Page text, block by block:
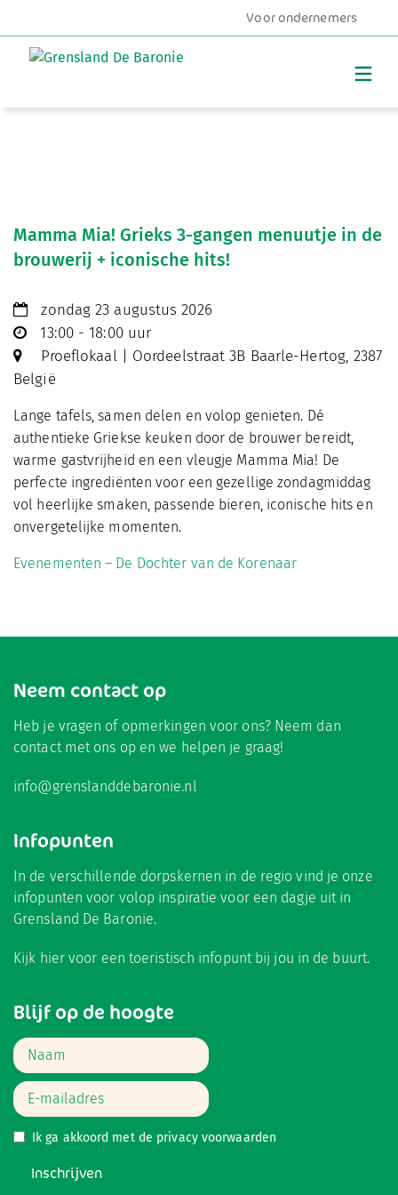
Voor ondernemers
Mamma Mia! Grieks 3-gangen menuutje in de
brouwerij + iconische hits!
zondag 23 augustus 2026
13:00 - 18:00 uur
Proeflokaal | Oordeelstraat 3B Baarle-Hertog, 2387
België
Lange tafels, samen delen en volop genieten. Dé
authentieke Griekse keuken door de brouwer bereidt,
warme gastvrijheid en een vleugje Mamma Mia! De
perfecte ingrediënten voor een gezellige zondagmiddag
vol heerlijke smaken, passende bieren, iconische hits en
onvergetelijke momenten.
Evenementen – De Dochter van de Korenaar
Neem contact op
Heb je vragen of opmerkingen voor ons? Neem dan
contact met ons op en we helpen je graag!
info@grenslanddebaronie.nl
Infopunten
In de verschillende dorpskernen in de regio vind je onze
infopunten voor volop inspiratie voor een dagje uit in
Grensland De Baronie.
Kijk hiervoor een toeristisch infopunt bij jou in de buurt.
Blijf op de hoogte
Ik ga akkoord met de privacy voorwaarden
Inschrijven